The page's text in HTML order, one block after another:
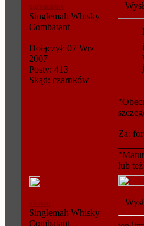
parominius
Singlemalt Whisky
Combatant
Dołączył: 07 Wrz
2007
Posty: 413
Skąd: czarnków
Za:
lub
ukaszu
Singlemalt Whisky
Combatant